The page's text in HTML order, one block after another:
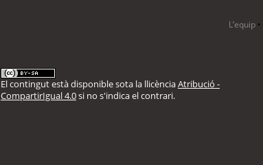
L’equip •
El contingut està disponible sota la llicènciaAtribució -
CompartirIgual 4.0si no s'indica el contrari.